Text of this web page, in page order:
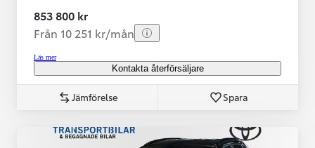
853 800 kr
Från 10 251 kr/mån
Läs mer
Kontakta återförsäljare
Jämförelse Spara